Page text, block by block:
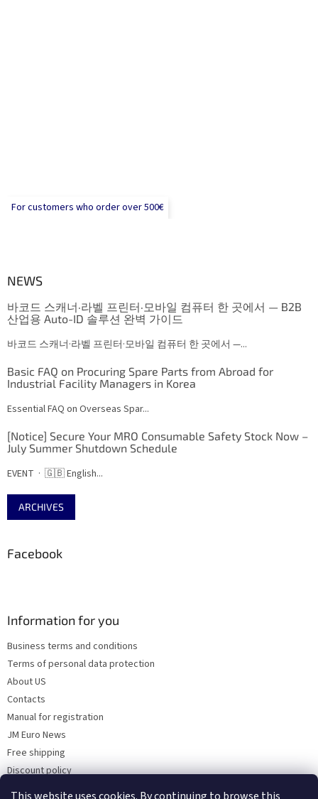
For customers who order over 500€
NEWS
바코드 스캐너·라벨 프린터·모바일 컴퓨터 한 곳에서 — B2B
산업용 Auto-ID 솔루션 완벽 가이드
바코드 스캐너·라벨 프린터·모바일 컴퓨터 한 곳에서 —...
Basic FAQ on Procuring Spare Parts from Abroad for
Industrial Facility Managers in Korea
Essential FAQ on Overseas Spar...
[Notice] Secure Your MRO Consumable Safety Stock Now –
July Summer Shutdown Schedule
EVENT · 🇬🇧 English...
ARCHIVES
Facebook
Information for you
Business terms and conditions
Terms of personal data protection
About US
Contacts
Manual for registration
JM Euro News
Free shipping
Discount policy